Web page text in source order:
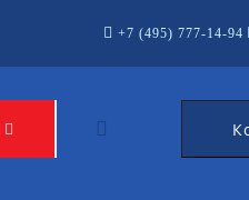
+7 (495) 777-14-94